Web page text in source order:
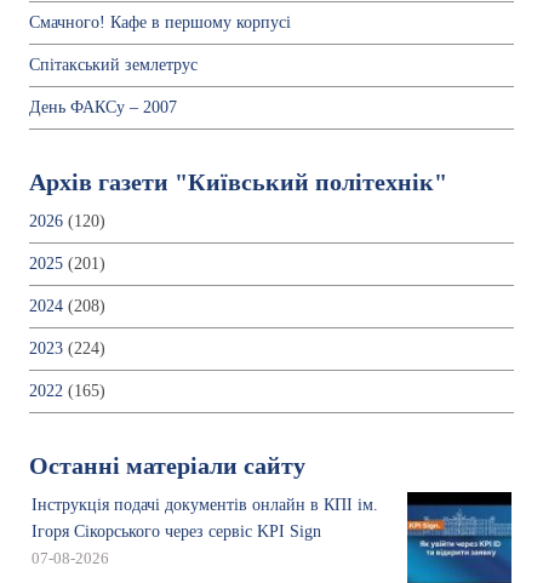
Смачного! Кафе в першому корпусі
Спітакський землетрус
День ФАКСу – 2007
Архів газети "Київський політехнік"
2026 (120)
2025 (201)
2024 (208)
2023 (224)
2022 (165)
Останні матеріали сайту
Інструкція подачі документів онлайн в КПІ ім.
Ігоря Сікорського через сервіс KPI Sign
07-08-2026